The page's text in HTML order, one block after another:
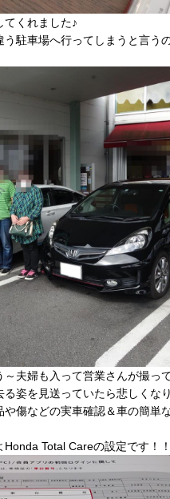
てくれました♪
駐車場へ行ってしまうと言う
夫婦も入って営業さんが撮っ
姿を見送っていたら悲しくなり
傷などの実車確認＆車の簡単
Total Careの設定です！！